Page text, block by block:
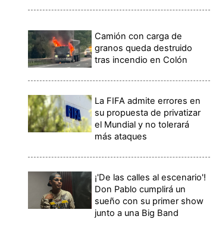
Camión con carga de
granos queda destruido
tras incendio en Colón
La FIFA admite errores en
su propuesta de privatizar
el Mundial y no tolerará
más ataques
¡'De las calles al escenario'!
Don Pablo cumplirá un
sueño con su primer show
junto a una Big Band